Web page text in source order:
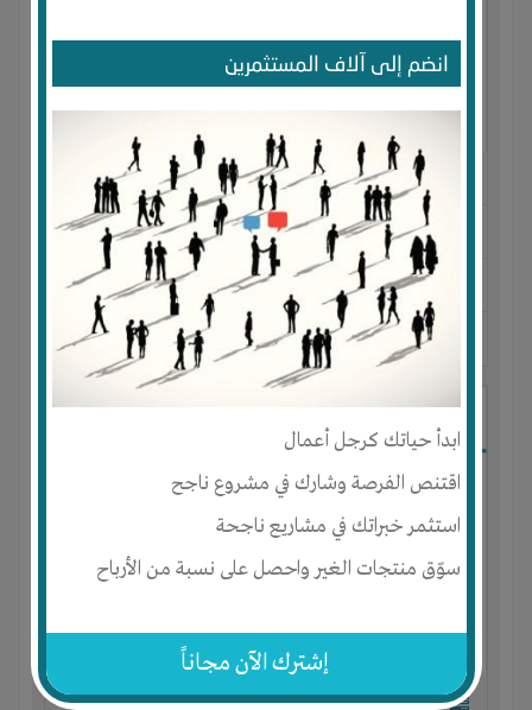
انضم إلى آلاف المستثمرين
ابدأ حياتك كرجل أعمال
اقتنص الفرصة وشارك في مشروع ناجح
استثمر خبراتك في مشاريع ناجحة
سوّق منتجات الغير واحصل على نسبة من الأرباح
إشترك الآن مجاناً
الجنس : ذكر
لديـه :المال الوقت
المكان :مصر -القاهرة
آخر ظهور: : منذ 11 سنوات
الجنس : ذكر